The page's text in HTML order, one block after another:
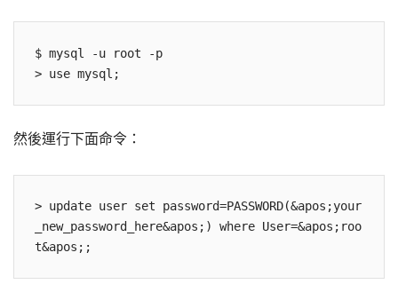
$ mysql -u root -p
然後運行下面命令：
> update user set password=PASSWORD(&apos;your
_new_password_here&apos;) where User=&apos;roo